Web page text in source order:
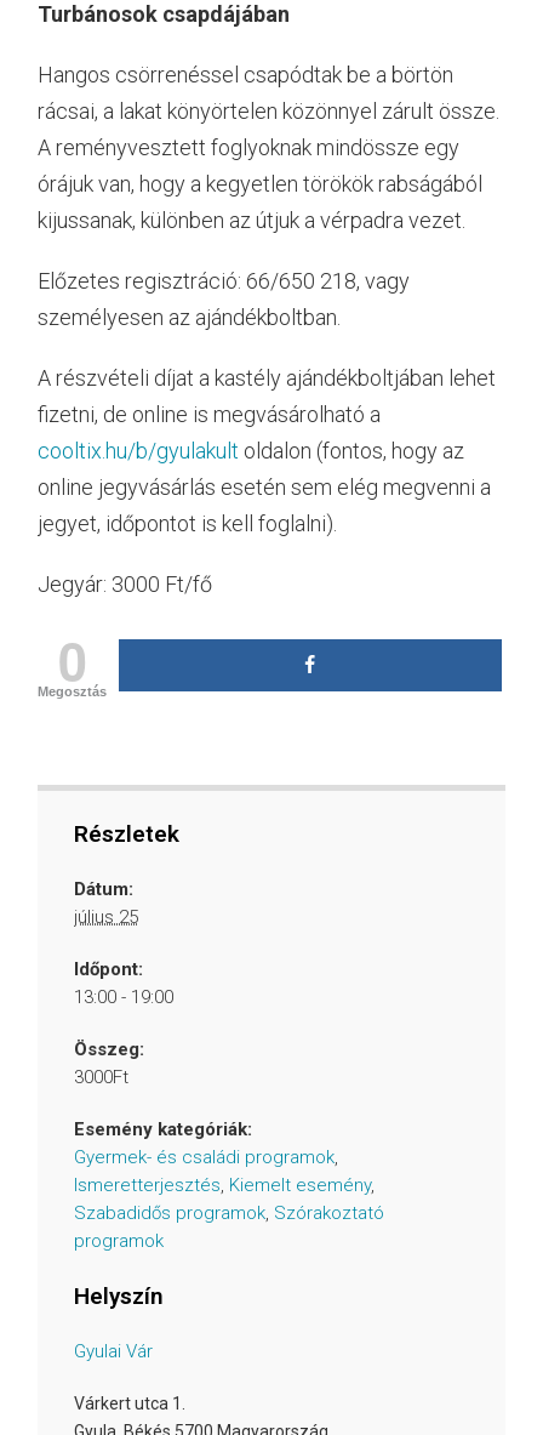
Turbánosok csapdájában
Hangos csörrenéssel csapódtak be a börtön
rácsai, a lakat könyörtelen közönnyel zárult össze.
A reményvesztett foglyoknak mindössze egy
órájuk van, hogy a kegyetlen törökök rabságából
kijussanak, különben az útjuk a vérpadra vezet.
Előzetes regisztráció: 66/650 218, vagy
személyesen az ajándékboltban.
A részvételi díjat a kastély ajándékboltjában lehet
fizetni, de online is megvásárolható a
cooltix.hu/b/gyulakult oldalon (fontos, hogy az
online jegyvásárlás esetén sem elég megvenni a
jegyet, időpontot is kell foglalni).
Jegyár: 3000 Ft/fő
0
Megosztás
Részletek
Dátum:
július 25
Időpont:
13:00 - 19:00
Összeg:
3000Ft
Esemény kategóriák:
Gyermek- és családi programok,
Ismeretterjesztés, Kiemelt esemény,
Szabadidős programok, Szórakoztató
programok
Helyszín
Gyulai Vár
Várkert utca 1.